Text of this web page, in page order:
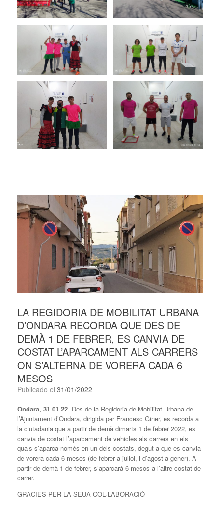
LA REGIDORIA DE MOBILITAT URBANA
D’ONDARA RECORDA QUE DES DE
DEMÀ 1 DE FEBRER, ES CANVIA DE
COSTAT L’APARCAMENT ALS CARRERS
ON S’ALTERNA DE VORERA CADA 6
MESOS
Publicado el 31/01/2022
Ondara, 31.01.22. Des de la Regidoria de Mobilitat Urbana de
l’Ajuntament d’Ondara, dirigida per Francesc Giner, es recorda a
la ciutadania que a partir de demà dimarts 1 de febrer 2022, es
canvia de costat l’aparcament de vehicles als carrers en els
quals s’aparca només en un dels costats, degut a que es canvia
de vorera cada 6 mesos (de febrer a juliol, i d’agost a gener). A
partir de demà 1 de febrer, s’aparcarà 6 mesos a l’altre costat de
carrer.
GRÀCIES PER LA SEUA COL·LABORACIÓ